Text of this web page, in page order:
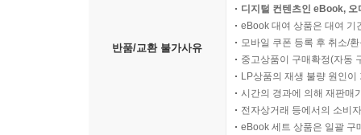
반품/교환 불가사유
디지털 컨텐츠인 eBook,
eBook 대여 상품은 대여 기
모바일 쿠폰 등록 후 취소/
중고상품이 구매확정(자동
LP상품의 재생 불량 원인
시간의 경과에 의해 재판매
전자상거래 등에서의 소비
eBook 세트 상품은 일괄 구